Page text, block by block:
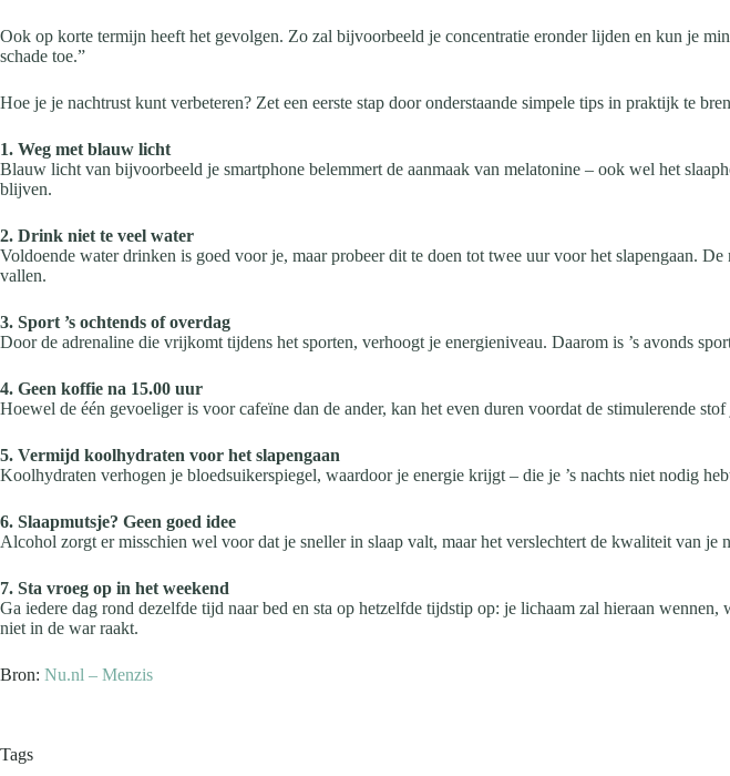
Ook op korte termijn heeft het gevolgen. Zo zal bijvoorbeeld je concentratie eronder lijden en kun je
schade toe.”
Hoe je je nachtrust kunt verbeteren? Zet een eerste stap door onderstaande simpele tips in praktijk te
1. Weg met blauw licht
Blauw licht van bijvoorbeeld je smartphone belemmert de aanmaak van melatonine – ook wel het
blijven.
2. Drink niet te veel water
Voldoende water drinken is goed voor je, maar probeer dit te doen tot twee uur voor het slapengaan.
vallen.
3. Sport ’s ochtends of overdag
Door de adrenaline die vrijkomt tijdens het sporten, verhoogt je energieniveau. Daarom is ’s avonds
4. Geen koffie na 15.00 uur
Hoewel de één gevoeliger is voor cafeïne dan de ander, kan het even duren voordat de stimulerende
5. Vermijd koolhydraten voor het slapengaan
Koolhydraten verhogen je bloedsuikerspiegel, waardoor je energie krijgt – die je ’s nachts niet nodig
6. Slaapmutsje? Geen goed idee
Alcohol zorgt er misschien wel voor dat je sneller in slaap valt, maar het verslechtert de kwaliteit van je
7. Sta vroeg op in het weekend
Ga iedere dag rond dezelfde tijd naar bed en sta op hetzelfde tijdstip op: je lichaam zal hieraan
niet in de war raakt.
Bron: Nu.nl – Menzis
Tags